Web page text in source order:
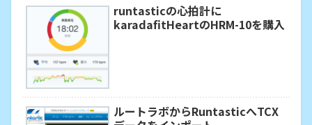
runtasticの心拍計に
karadafitHeartのHRM-10を購入
ルートラボからRuntasticへTCX